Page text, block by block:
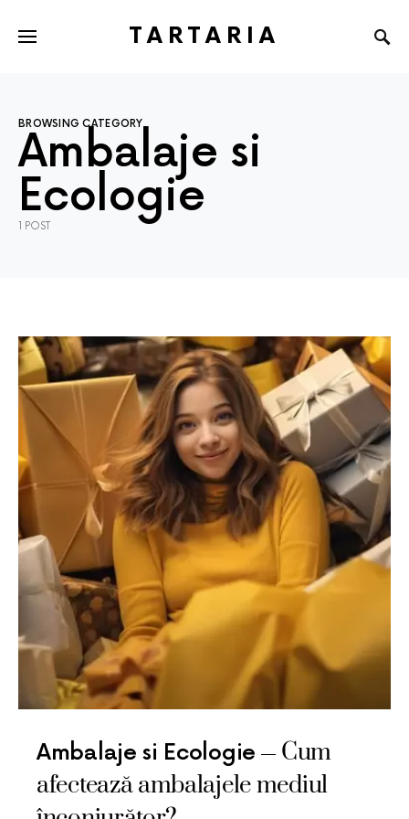
TARTARIA
BROWSING CATEGORY
Ambalaje si
Ecologie
1 POST
Ambalaje si Ecologie
Cum
afectează ambalajele mediul